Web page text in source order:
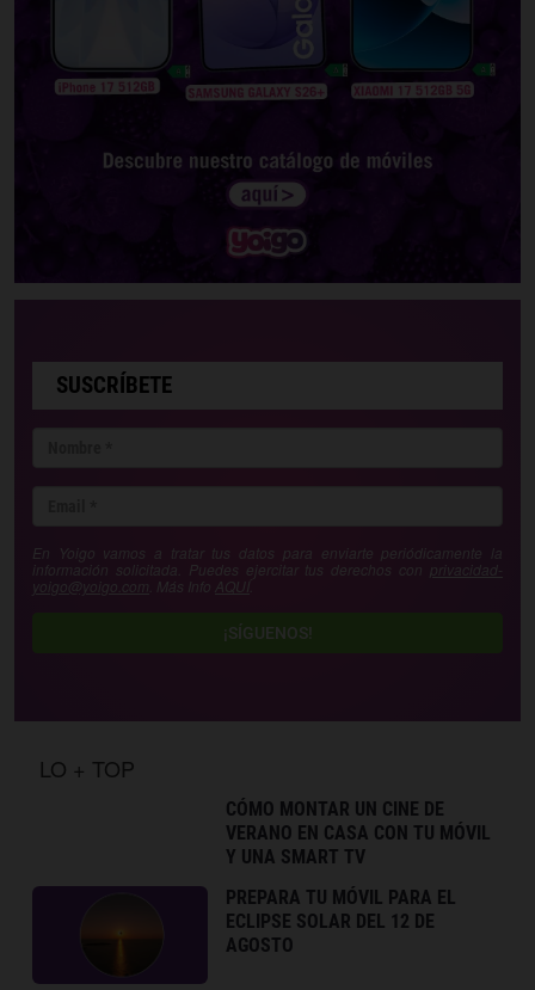
SUSCRÍBETE
En Yoigo vamos a tratar tus datos para enviarte periódicamente la
información solicitada. Puedes ejercitar tus derechos con privacidad-
yoigo@yoigo.com . Más Info AQUÍ
¡SÍGUENOS!
LO + TOP
CÓMO MONTAR UN CINE DE
VERANO EN CASA CON TU MÓVIL
Y UNA SMART TV
PREPARA TU MÓVIL PARA EL
ECLIPSE SOLAR DEL 12 DE
AGOSTO